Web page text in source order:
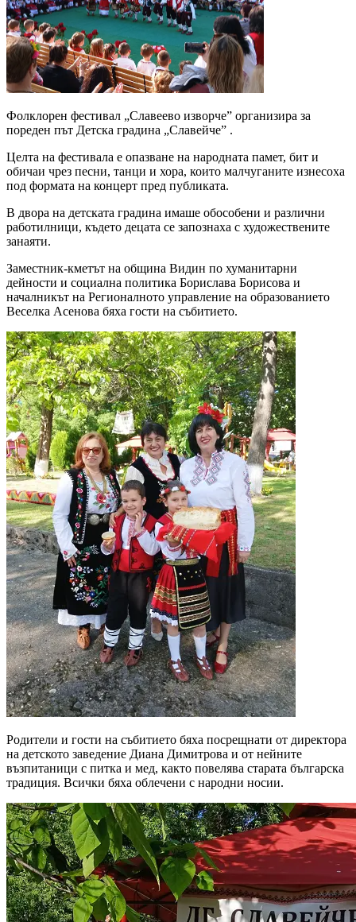
Фолклорен фестивал „Славеево изворче” организира за
пореден път Детска градина „Славейче” .
Целта на фестивала е опазване на народната памет, бит и
обичаи чрез песни, танци и хора, които малчуганите изнесоха
под формата на концерт пред публиката.
В двора на детската градина имаше обособени и различни
работилници, където децата се запознаха с художествените
занаяти.
Заместник-кметът на община Видин по хуманитарни
дейности и социална политика Борислава Борисова и
началникът на Регионалното управление на образованието
Веселка Асенова бяха гости на събитието.
Родители и гости на събитието бяха посрещнати от директора
на детското заведение Диана Димитрова и от нейните
възпитаници с питка и мед, както повелява старата българска
традиция. Всички бяха облечени с народни носии.